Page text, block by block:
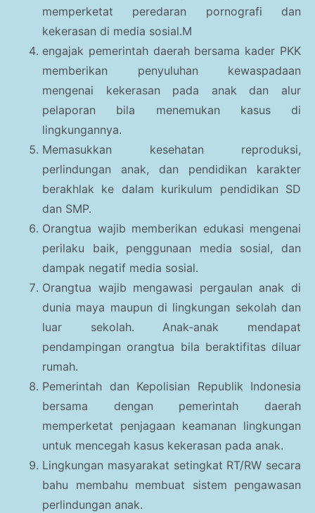
memperketat peredaran pornografi dan
kekerasan di media sosial.M
engajak pemerintah daerah bersama kader PKK
memberikan penyuluhan kewaspadaan
mengenai kekerasan pada anak dan alur
pelaporan bila menemukan kasus di
lingkungannya.
Memasukkan kesehatan reproduksi,
perlindungan anak, dan pendidikan karakter
berakhlak ke dalam kurikulum pendidikan SD
dan SMP.
Orangtua wajib memberikan edukasi mengenai
perilaku baik, penggunaan media sosial, dan
dampak negatif media sosial.
Orangtua wajib mengawasi pergaulan anak di
dunia maya maupun di lingkungan sekolah dan
luar sekolah. Anak-anak mendapat
pendampingan orangtua bila beraktifitas diluar
rumah.
Pemerintah dan Kepolisian Republik Indonesia
bersama dengan pemerintah daerah
memperketat penjagaan keamanan lingkungan
untuk mencegah kasus kekerasan pada anak.
Lingkungan masyarakat setingkat RT/RW secara
bahu membahu membuat sistem pengawasan
perlindungan anak.